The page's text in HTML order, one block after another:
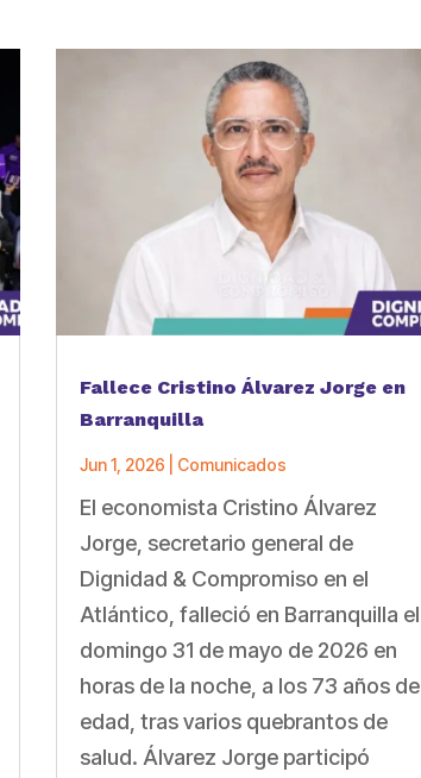
Fallece Cristino Álvarez Jorge en
Barranquilla
Jun 1, 2026 Comunicados
El economista Cristino Álvarez
Jorge, secretario general de
Dignidad & Compromiso en el
Atlántico, falleció en Barranquilla el
domingo 31 de mayo de 2026 en
horas de la noche, a los 73 años de
edad, tras varios quebrantos de
salud. Álvarez Jorge participó